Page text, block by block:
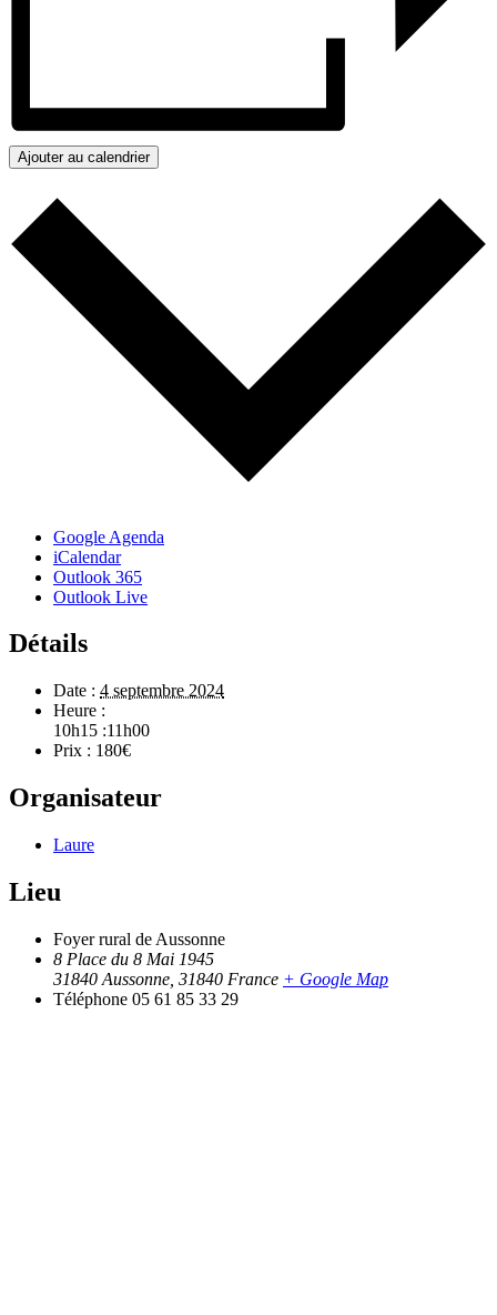
Ajouter au calendrier
Google Agenda
iCalendar
Outlook 365
Outlook Live
Détails
Date : 4 septembre 2024
Heure :
10h15 :11h00
Prix : 180€
Organisateur
Laure
Lieu
Foyer rural de Aussonne
8 Place du 8 Mai 1945
31840 Aussonne 31840 France + Google Map
Téléphone 05 61 85 33 29